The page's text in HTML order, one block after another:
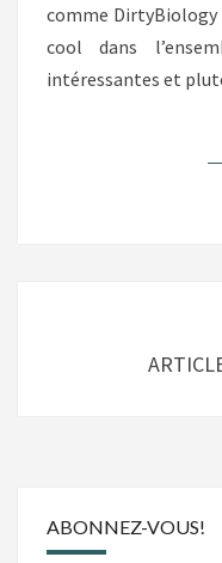
comme DirtyBiology
cool dans
intéressantes et
ABONNEZ-VOUS!